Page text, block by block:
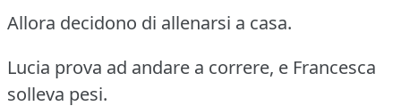
Allora decidono di allenarsi a casa.
Lucia prova ad andare a correre, e Francesca
solleva pesi.